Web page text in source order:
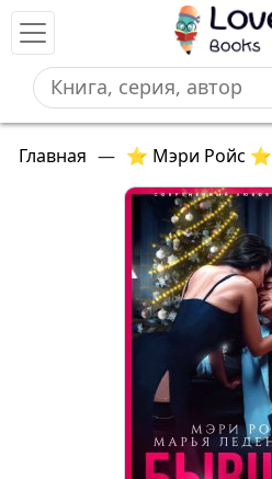
Главная — ⭐ Мэри Ройс ⭐